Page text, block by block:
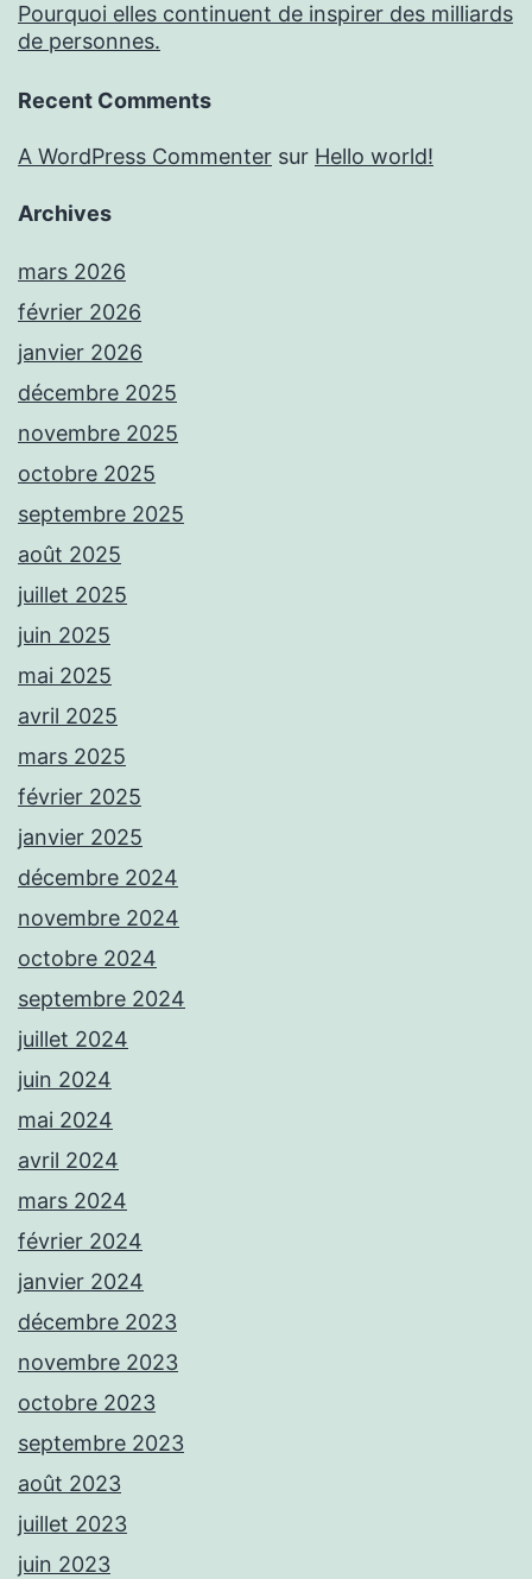
Pourquoi elles continuent de inspirer des milliards
de personnes.
Recent Comments
A WordPress Commenter sur Hello world!
Archives
mars 2026
février 2026
janvier 2026
décembre 2025
novembre 2025
octobre 2025
septembre 2025
août 2025
juillet 2025
juin 2025
mai 2025
avril 2025
mars 2025
février 2025
janvier 2025
décembre 2024
novembre 2024
octobre 2024
septembre 2024
juillet 2024
juin 2024
mai 2024
avril 2024
mars 2024
février 2024
janvier 2024
décembre 2023
novembre 2023
octobre 2023
septembre 2023
août 2023
juillet 2023
juin 2023